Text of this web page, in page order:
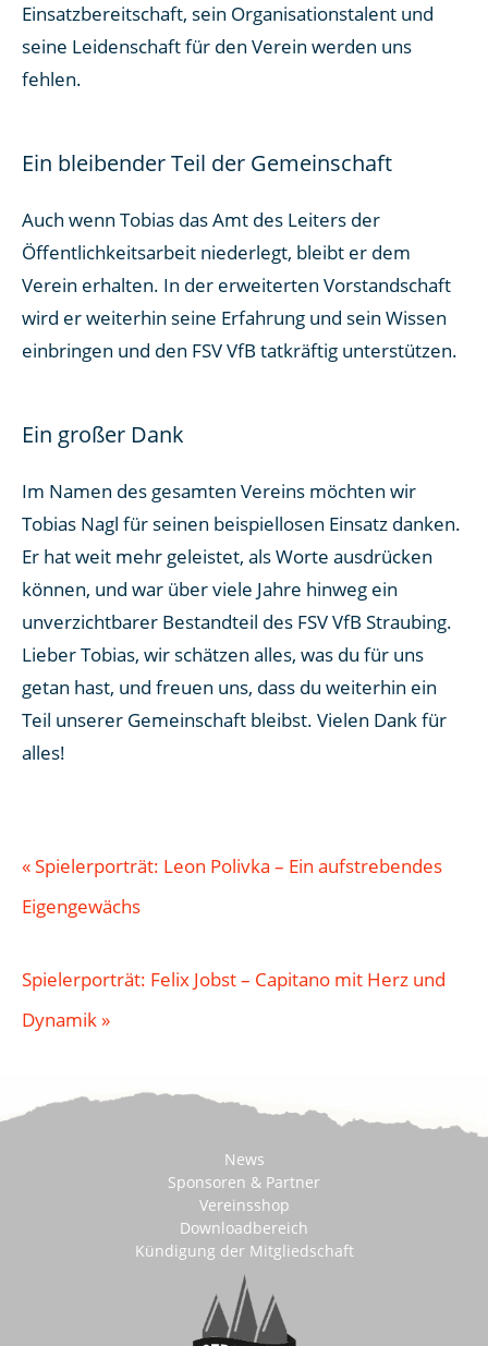
Einsatzbereitschaft, sein Organisationstalent und
seine Leidenschaft für den Verein werden uns
fehlen.
Ein bleibender Teil der Gemeinschaft
Auch wenn Tobias das Amt des Leiters der
Öffentlichkeitsarbeit niederlegt, bleibt er dem
Verein erhalten. In der erweiterten Vorstandschaft
wird er weiterhin seine Erfahrung und sein Wissen
einbringen und den FSV VfB tatkräftig unterstützen.
Ein großer Dank
Im Namen des gesamten Vereins möchten wir
Tobias Nagl für seinen beispiellosen Einsatz danken.
Er hat weit mehr geleistet, als Worte ausdrücken
können, und war über viele Jahre hinweg ein
unverzichtbarer Bestandteil des FSV VfB Straubing.
Lieber Tobias, wir schätzen alles, was du für uns
getan hast, und freuen uns, dass du weiterhin ein
Teil unserer Gemeinschaft bleibst. Vielen Dank für
alles!
«Spielerporträt: Leon Polivka – Ein aufstrebendes
Eigengewächs
Spielerporträt: Felix Jobst – Capitano mit Herz und
Dynamik»
News
Sponsoren & Partner
Vereinsshop
Downloadbereich
Kündigung der Mitgliedschaft